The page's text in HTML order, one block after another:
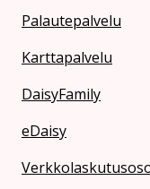
Palautepalvelu
Karttapalvelu
DaisyFamily
eDaisy